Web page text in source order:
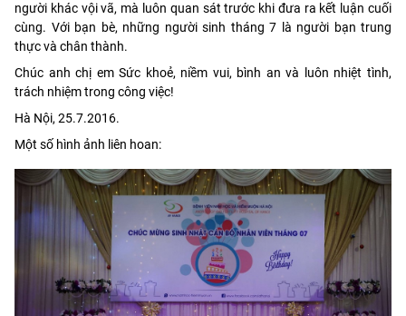
người khác vội vã, mà luôn quan sát trước khi đưa ra kết luận cuối
cùng. Với bạn bè, những người sinh tháng 7 là người bạn trung
thực và chân thành.
Chúc anh chị em Sức khoẻ, niềm vui, bình an và luôn nhiệt tình,
trách nhiệm trong công việc!
Hà Nội, 25.7.2016.
Một số hình ảnh liên hoan: